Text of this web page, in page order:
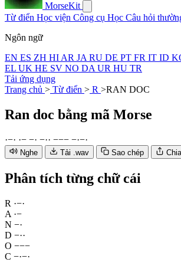
MorseKit
Từ điển Học viện Công cụ Học Câu hỏi
Ngôn ngữ
EN ES ZH HI AR JA RU DE PT FR IT ID
EL UK HE SV NO DA UR HU TR
Tải ứng dụng
Trang chủ > Từ điển > R >RAN DOC
Ran doc bằng mã Morse
·−· ·− −· −·· −−− −·−·
Nghe Tải .wav Sao chép
Phân tích từng chữ cái
R ·−·
A ·−
N −·
D −··
O −−−
C −·−·